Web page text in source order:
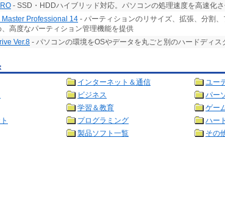
- SSD・HDDハイブリッド対応。パソコンの処理速度を高速化
Professional 14 - パーティションのリサイズ、拡張、分割
高度なパーティション管理機能を提供
Ver.8 - パソコンの環境をOSやデータを丸ごと別のハードディス
インターネット＆通信
ユー
ビジネス
パー
学習＆教育
ゲー
プログラミング
ハー
製品ソフト一覧 その